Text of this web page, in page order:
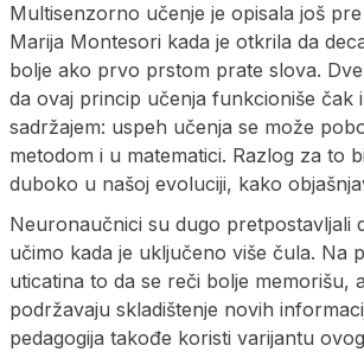
Multisenzorno učenje je opisala još
Marija Montesori kada je otkrila da
bolje ako prvo prstom prate slova.
da ovaj princip učenja funkcioniše čak
sadržajem: uspeh učenja se može
metodom i u matematici. Razlog za to
duboko u našoj evoluciji, kako
Neuronaučnici su dugo pretpostavljali
učimo kada je uključeno više čula. Na
uticatina to da se reči bolje memorišu,
podržavaju skladištenje novih
pedagogija takođe koristi varijantu